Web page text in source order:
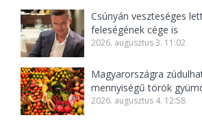
Csúnyán veszteséges
feleségének cége is
2026. augusztus 3. 11:02
Magyarországra
mennyiségű török
2026. augusztus 4. 12:58